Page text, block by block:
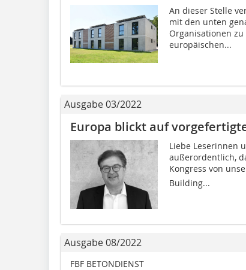
An dieser Stelle
mit den unten
Organisationen
europäischen...
Ausgabe 03/2022
Europa blickt auf
Liebe Leserinnen
außerordentlich,
Kongress von
Building...
Ausgabe 08/2022
FBF BETONDIENST